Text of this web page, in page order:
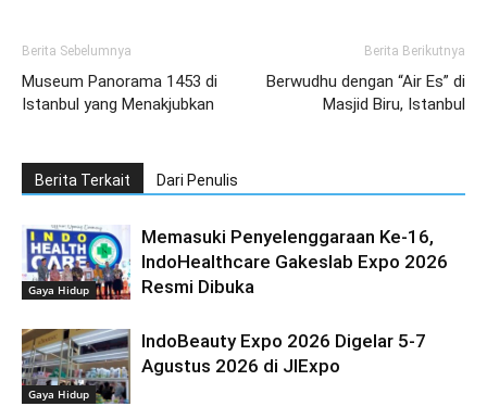
Berita Sebelumnya
Museum Panorama 1453 di
Istanbul yang Menakjubkan
Berita Berikutnya
Berwudhu dengan “Air Es” di
Masjid Biru, Istanbul
Berita Terkait Dari Penulis
Gaya Hidup
Memasuki Penyelenggaraan Ke-16,
IndoHealthcare Gakeslab Expo 2026
Resmi Dibuka
Gaya Hidup
IndoBeauty Expo 2026 Digelar 5-7
Agustus 2026 di JIExpo